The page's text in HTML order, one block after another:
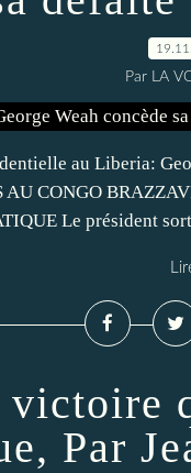
Par LA
au Liberia:
AU CONGO
Le président
Par